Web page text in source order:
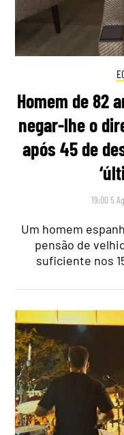
Homem de 82
negar-lhe o
após 45 de
19:00 5
Um homem
pensão de
suficiente nos